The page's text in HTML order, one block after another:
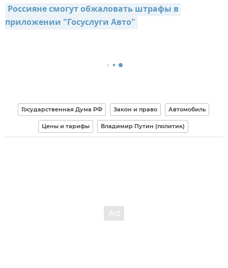
Россияне смогут обжаловать штрафы в
приложении "Госуслуги Авто"
Государственная Дума РФ Закон и право Автомобиль
Цены и тарифы Владимир Путин (политик)